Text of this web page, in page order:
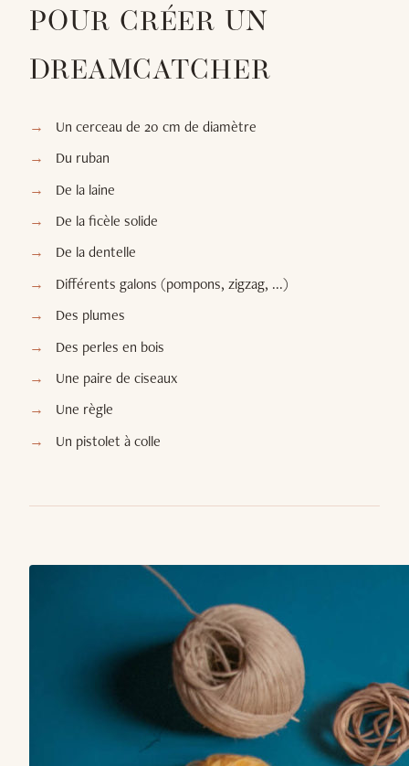
POUR CRÉER UN
DREAMCATCHER
Un cerceau de 20 cm de diamètre
Du ruban
De la laine
De la ficèle solide
De la dentelle
Différents galons (pompons, zigzag, ...)
Des plumes
Des perles en bois
Une paire de ciseaux
Une règle
Un pistolet à colle